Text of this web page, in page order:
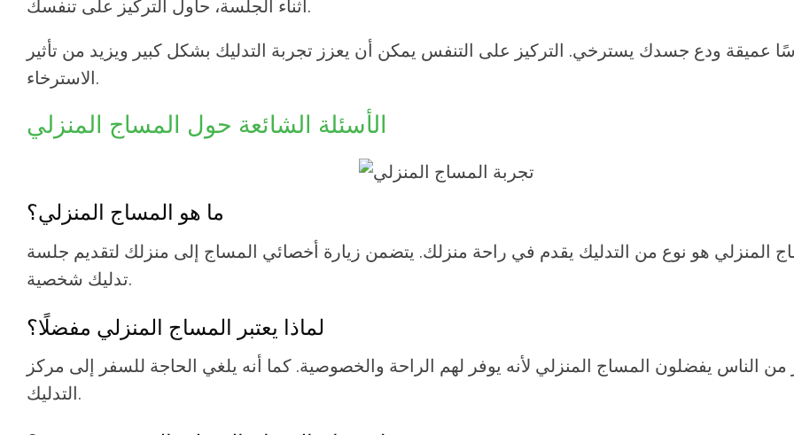
اثناء الجلسة، حاول التركيز على تنفسك.
عميقة ودع جسدك يسترخي. التركيز على التنفس يمكن أن يعزز تجربة التدليك بشكل كبير ويزيد من تأثير
الاسترخاء.
الأسئلة الشائعة حول المساج المنزلي
ما هو المساج المنزلي؟
المنزلي هو نوع من التدليك يقدم في راحة منزلك. يتضمن زيارة أخصائي المساج إلى منزلك لتقديم جلسة
تدليك شخصية.
لماذا يعتبر المساج المنزلي مفضلًا؟
من الناس يفضلون المساج المنزلي لأنه يوفر لهم الراحة والخصوصية. كما أنه يلغي الحاجة للسفر إلى مركز
التدليك.